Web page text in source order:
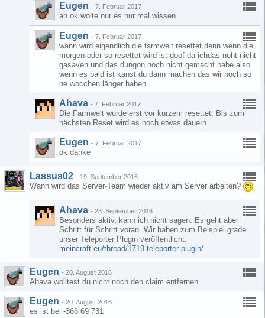
Eugen - 7. Februar 2017
ah ok wolte nur es nur mal wissen
Eugen - 7. Februar 2017
wann wird eigendlich die farmwelt resettet denn wenn die
morgen oder so resettet wird ist doof da ichdas noht nicht
gasaven und das dungon noch nicht gemacht habe also
wenn es bald ist kanst du dann machen das wir noch so
ne wocchen länger haben
Ahava - 7. Februar 2017
Die Farmwelt wurde erst vor kurzem resettet. Bis zum
nächsten Reset wird es noch etwas dauern.
Eugen - 7. Februar 2017
ok danke
Lassus02 - 19. September 2016
Wann wird das Server-Team wieder aktiv am Server arbeiten?
Ahava - 23. September 2016
Besonders aktiv, kann ich nicht sagen. Es geht aber
Schritt für Schritt voran. Wir haben zum Beispiel grade
unser Teleporter Plugin veröffentlicht.
meincraft.eu/thread/1719-teleporter-plugin/
Eugen - 20. August 2016
Ahava wolltest du nicht noch den claim entfernen
Eugen - 20. August 2016
es ist bei -366 69 731